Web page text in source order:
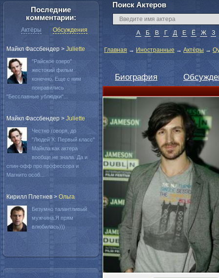
Поиск Актеров
А Б В Г Д Е Ё Ж З
Главная → Иностранные → Актёры →
Биография
Последние
комментарии:
Актёры Обсуждения
Майкл Фассбендер > Juliette
"Райское озеро"
жестокий фильм
конечно. Еще с ним
понравились
"Бесславные ублюдки"...
Майкл Фассбендер > Juliette
Честно говоря, до
"Людей Х: Первый класс"
Майкла как актера
вообще не знала. Да и
спин-офф про профессора и
Магнито особ...
Кирилл Плетнев > Oльга
Безумно талантливый
мужчина.Я прям
влюбилась)))